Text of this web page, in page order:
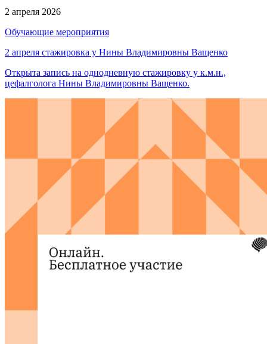
2 апреля 2026
Обучающие мероприятия
2 апреля стажировка у Нины Владимировны Ващенко
Открыта запись на однодневную стажировку у к.м.н.,
цефалголога Нины Владимировны Ващенко.